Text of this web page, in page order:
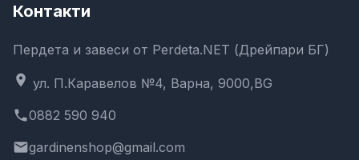
Контакти
Пердета и завеси от Perdeta.NET (Дрейпари БГ)
location_on ул. П.Каравелов №4, Варна, 9000,BG
phone0882 590 940
emailgardinenshop@gmail.com